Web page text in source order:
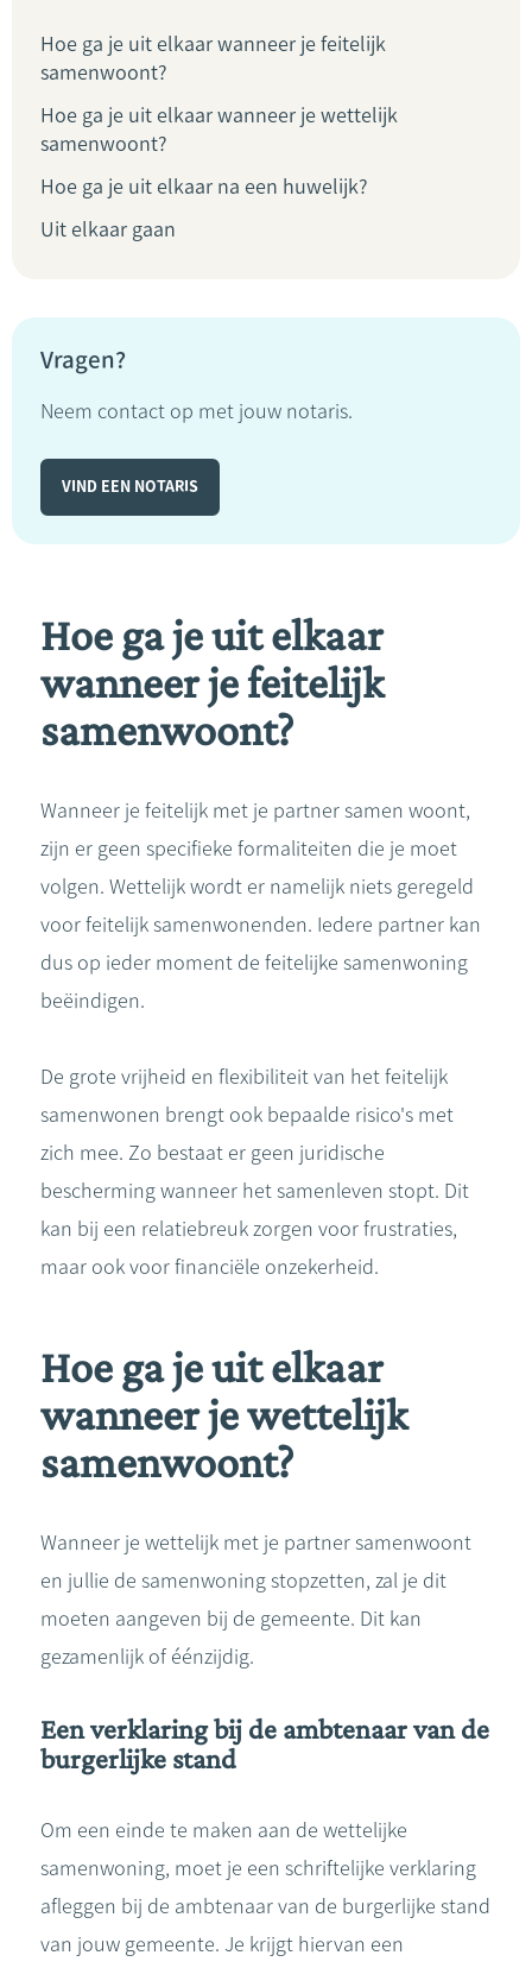
Hoe ga je uit elkaar wanneer je feitelijk
samenwoont?
Hoe ga je uit elkaar wanneer je wettelijk
samenwoont?
Hoe ga je uit elkaar na een huwelijk?
Uit elkaar gaan
Vragen?
Neem contact op met jouw notaris.
VIND EEN NOTARIS
Hoe ga je uit elkaar
wanneer je feitelijk
samenwoont?
Wanneer je feitelijk met je partner samen woont,
zijn er geen specifieke formaliteiten die je moet
volgen. Wettelijk wordt er namelijk niets geregeld
voor feitelijk samenwonenden. Iedere partner kan
dus op ieder moment de feitelijke samenwoning
beëindigen.
De grote vrijheid en flexibiliteit van het feitelijk
samenwonen brengt ook bepaalde risico's met
zich mee. Zo bestaat er geen juridische
bescherming wanneer het samenleven stopt. Dit
kan bij een relatiebreuk zorgen voor frustraties,
maar ook voor financiële onzekerheid.
Hoe ga je uit elkaar
wanneer je wettelijk
samenwoont?
Wanneer je wettelijk met je partner samenwoont
en jullie de samenwoning stopzetten, zal je dit
moeten aangeven bij de gemeente. Dit kan
gezamenlijk of éénzijdig.
Een verklaring bij de ambtenaar van de
burgerlijke stand
Om een einde te maken aan de wettelijke
samenwoning, moet je een schriftelijke verklaring
afleggen bij de ambtenaar van de burgerlijke stand
van jouw gemeente. Je krijgt hiervan een